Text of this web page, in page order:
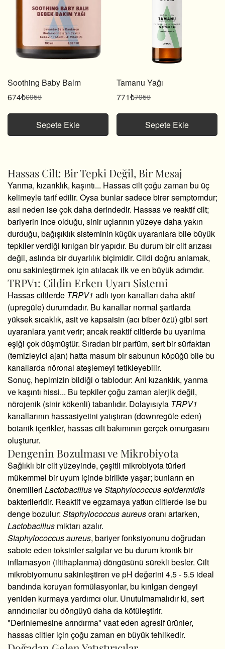
Soothing Baby Balm
Satış
fiyatı
674₺
Normal
fiyat
695₺
Sepete Ekle
Tamanu Yağı
Satış
fiyatı
771₺
Normal
fiyat
795₺
Sepete Ekle
Hassas Cilt: Bir Tepki Değil, Bir Mesaj
Yanma, kızarıklık, kaşıntı... Hassas cilt çoğu zaman bu üç
kelimeyle tarif edilir. Oysa bunlar sadece birer semptomdur;
asıl neden ise çok daha derindedir. Hassas ve reaktif cilt;
bariyerin ince olduğu, sinir uçlarının yüzeye daha yakın
durduğu, bağışıklık sisteminin küçük uyaranlara bile büyük
tepkiler verdiği kırılgan bir yapıdır. Bu durum bir cilt arızası
değil, aslında bir duyarlılık biçimidir. Cildi doğru anlamak,
onu sakinleştirmek için atılacak ilk ve en büyük adımdır.
TRPV1: Cildin Erken Uyarı Sistemi
Hassas ciltlerde TRPV1 adlı iyon kanalları daha aktif
(upregüle) durumdadır. Bu kanallar normal şartlarda
yüksek sıcaklık, asit ve kapsaisin (acı biber özü) gibi sert
uyaranlara yanıt verir; ancak reaktif ciltlerde bu uyarılma
eşiği çok düşmüştür. Sıradan bir parfüm, sert bir sürfaktan
(temizleyici ajan) hatta masum bir sabunun köpüğü bile bu
kanallarda nöronal ateşlemeyi tetikleyebilir.
Sonuç, hepimizin bildiği o tablodur: Ani kızarıklık, yanma
ve kaşıntı hissi... Bu tepkiler çoğu zaman alerjik değil,
nörojenik (sinir kökenli) tabanlıdır. Dolayısıyla TRPV1
kanallarının hassasiyetini yatıştıran (downregüle eden)
botanik içerikler, hassas cilt bakımının gerçek omurgasını
oluşturur.
Dengenin Bozulması ve Mikrobiyota
Sağlıklı bir cilt yüzeyinde, çeşitli mikrobiyota türleri
mükemmel bir uyum içinde birlikte yaşar; bunların en
önemlileri LactobacillusveStaphylococcus epidermidis
bakterileridir. Reaktif ve egzamaya yatkın ciltlerde ise bu
denge bozulur: Staphylococcus aureusoranı artarken,
Lactobacillus miktarı azalır.
Staphylococcus aureus, bariyer fonksiyonunu doğrudan
sabote eden toksinler salgılar ve bu durum kronik bir
inflamasyon (iltihaplanma) döngüsünü sürekli besler. Cilt
mikrobiyomunu sakinleştiren ve pH değerini 4.5 - 5.5 ideal
bandında koruyan formülasyonlar, bu kırılgan dengeyi
yeniden kurmaya yardımcı olur. Unutulmamalıdır ki, sert
arındırıcılar bu döngüyü daha da kötüleştirir.
"Derinlemesine arındırma" vaat eden agresif ürünler,
hassas ciltler için çoğu zaman en büyük tehlikedir.